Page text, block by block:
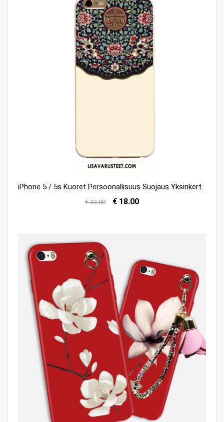
iPhone 5 / 5s Kuoret Persoonallisuus Suojaus Yksinkertainen Pehmeä Neste Valkoinen Alennus
€ 33.00 € 18.00